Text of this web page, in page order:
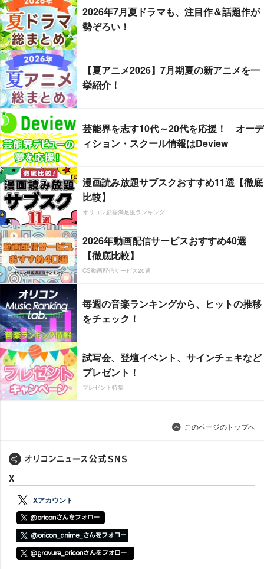
2026年7月夏ドラマも、注目作＆話題作が
勢ぞろい！
【夏アニメ2026】7月期夏の新アニメを一
挙紹介！
芸能界を志す10代～20代を応援！ オーデ
ィション・スクール情報はDeview
漫画読み放題サブスクおすすめ11選【徹底
比較】
オリコン顧客満足度ランキング
2026年動画配信サービスおすすめ40選
【徹底比較】
CS動画配信サービス20選
毎週の音楽ランキングから、ヒットの推移
をチェック！
試写会、登壇イベント、サインチェキなど
プレゼント！
プレゼント特集
このページのトップへ
X
Xアカウント